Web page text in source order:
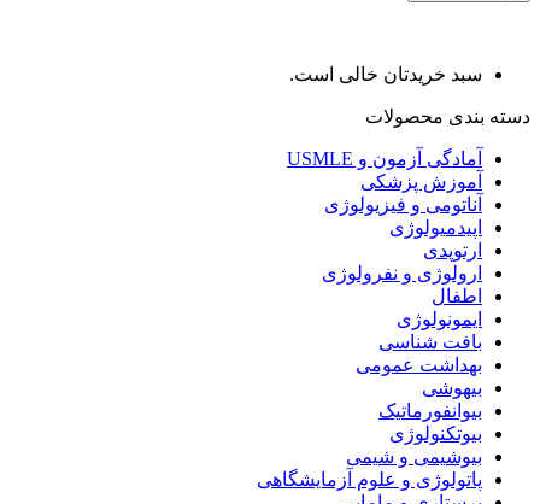
سبد خریدتان خالی است.
دسته بندی محصولات
آمادگی آزمون و USMLE
آموزش پزشکی
آناتومی و فیزیولوژی
اپیدمیولوژی
ارتوپدی
ارولوژی و نفرولوژی
اطفال
ایمونولوژی
بافت شناسی
بهداشت عمومی
بیهوشی
بیوانفورماتیک
بیوتکنولوژی
بیوشیمی و شیمی
پاتولوژی و علوم آزمایشگاهی